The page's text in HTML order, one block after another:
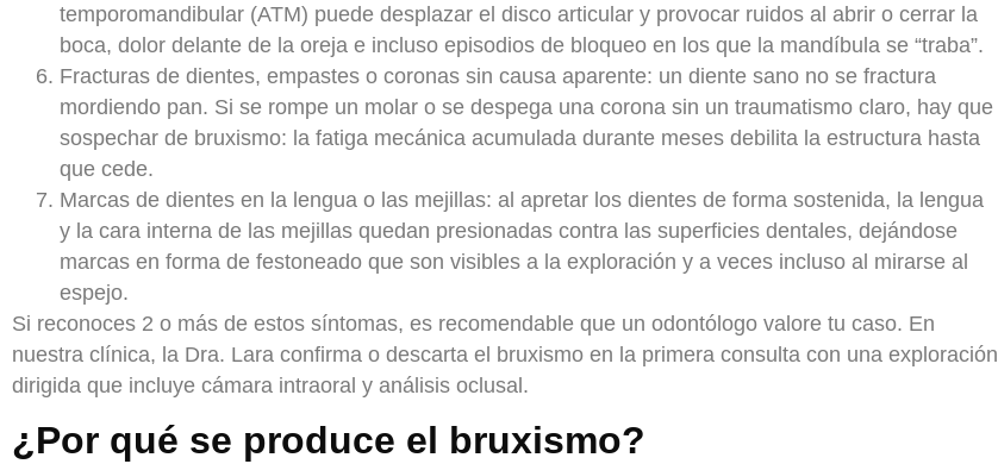
temporomandibular (ATM) puede desplazar el disco articular y provocar ruidos al abrir o cerrar la
boca, dolor delante de la oreja e incluso episodios de bloqueo en los que la mandíbula se “traba”.
Fracturas de dientes, empastes o coronas sin causa aparente: un diente sano no se fractura
mordiendo pan. Si se rompe un molar o se despega una corona sin un traumatismo claro, hay que
sospechar de bruxismo: la fatiga mecánica acumulada durante meses debilita la estructura hasta
que cede.
Marcas de dientes en la lengua o las mejillas: al apretar los dientes de forma sostenida, la lengua
y la cara interna de las mejillas quedan presionadas contra las superficies dentales, dejándose
marcas en forma de festoneado que son visibles a la exploración y a veces incluso al mirarse al
espejo.
Si reconoces 2 o más de estos síntomas, es recomendable que un odontólogo valore tu caso. En
nuestra clínica, la Dra. Lara confirma o descarta el bruxismo en la primera consulta con una exploración
dirigida que incluye cámara intraoral y análisis oclusal.
¿Por qué se produce el bruxismo?